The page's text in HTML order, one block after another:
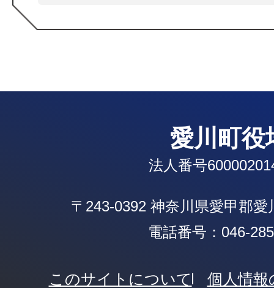
愛川町役
法人番号
〒243-0392 神奈川県愛甲郡愛
電話番号：046-
このサイトについて
個人情